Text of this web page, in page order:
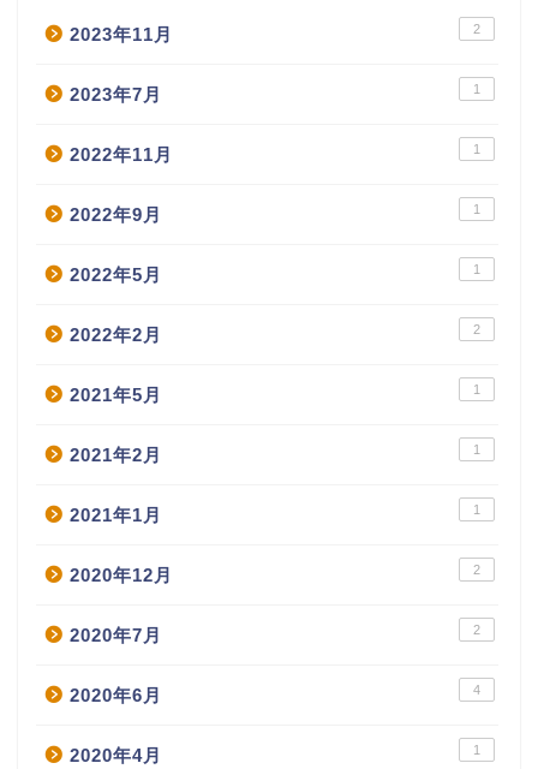
2023年11月 2
2023年7月 1
2022年11月 1
2022年9月 1
2022年5月 1
2022年2月 2
2021年5月 1
2021年2月 1
2021年1月 1
2020年12月 2
2020年7月 2
2020年6月 4
2020年4月 1